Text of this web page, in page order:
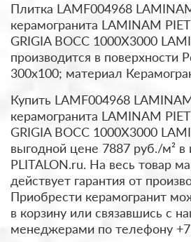
Плитка LAMF004968
керамогранита LAMINAM
GRIGIA BOCC 1000X3000
производится в поверхности
300x100; материал
Купить LAMF004968
керамогранита LAMINAM
GRIGIA BOCC 1000X3000
выгодной цене 7887 руб./м² в
PLITALON.ru. На весь товар
действует гарантия от
Приобрести керамогранит
в корзину или связавшись с
менеджерами по телефону